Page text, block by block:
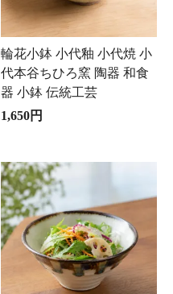
輪花小鉢 小代釉 小代焼 小
代本谷ちひろ窯 陶器 和食
器 小鉢 伝統工芸
1,650円